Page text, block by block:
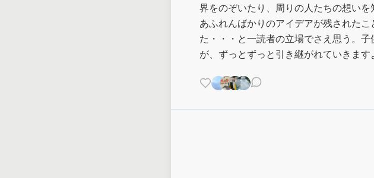
界をのぞいたり、周りの人たちの想いを
あふれんばかりのアイデアが残された
た・・・と一読者の立場でさえ思う。
が、ずっとずっと引き継がれていきます